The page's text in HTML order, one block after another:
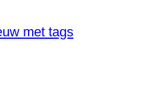
met tags